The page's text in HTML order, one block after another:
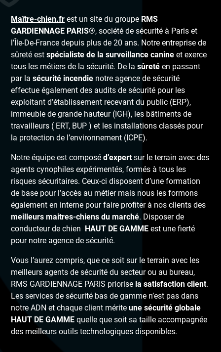
Maître-chien.fr est un site du groupe RMS
GARDIENNAGE PARIS®, société de sécurité à Paris et
l’Île-De-France depuis plus de 20 ans. Notre entreprise de
sûreté estspécialiste de la surveillance canine et exerce
tous les métiers de la sécurité. De lasûreté en passant
par la sécurité incendie notre agence de sécurité
effectue également des audits de sécurité pour les
exploitant d’établissement recevant du public (ERP),
immeuble de grande hauteur (IGH), les bâtiments de
travailleurs ( ERT, BUP ) et les installations classés pour
la protection de l’environnement (ICPE).
Notre équipe est composéd’expertsur le terrain avec des
agents cynophiles expérimentés, formés à tous les
risques sécuritaires. Ceux-ci disposent d’une formation
de base pour l’accès au métier mais nous les formons
également en interne pour faire profiter à nos clients des
meilleurs maitres-chiens du marché. Disposer de
conducteur de chien HAUT DE GAMME est une fierté
pour notre agence de sécurité.
Vous l’aurez compris, que ce soit sur le terrain avec les
meilleurs agents de sécurité du secteur ou au bureau,
RMS GARDIENNAGE PARIS priorise la satisfaction client.
Les services de sécurité bas de gamme n’est pas dans
notre ADN et chaque client mériteune sécurité globale
HAUT DE GAMME quelle que soit sa taille accompagnée
des meilleurs outils technologiques disponibles.